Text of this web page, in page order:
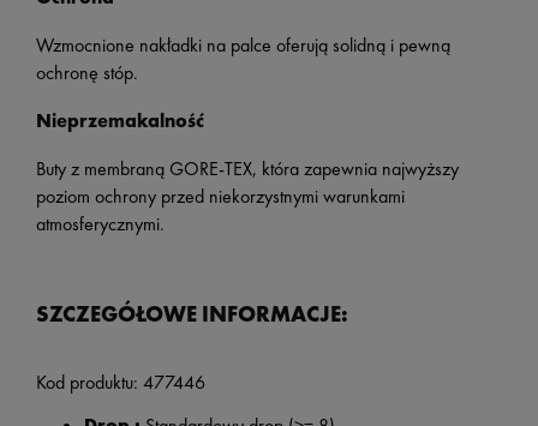
Wzmocnione nakładki na palce oferują solidną i pewną
ochronę stóp.
Nieprzemakalność
Buty z membraną GORE-TEX, która zapewnia najwyższy
poziom ochrony przed niekorzystnymi warunkami
atmosferycznymi.
SZCZEGÓŁOWE INFORMACJE:
Kod produktu: 477446